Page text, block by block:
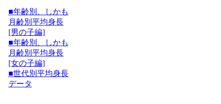
■年齢別、しかも
月齢別平均身長
[男の子編]
■年齢別、しかも
月齢別平均身長
[女の子編]
■世代別平均身長
データ